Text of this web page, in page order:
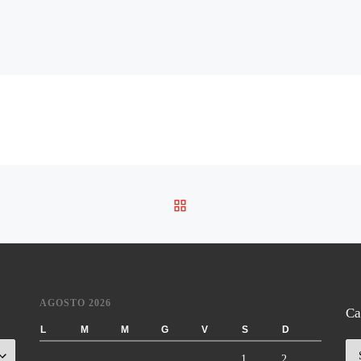
RITORNA ALLA LISTA
AGOSTO 2026
L M M G V S D
1 2